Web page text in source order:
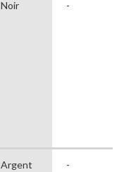
Noir -
Argent -